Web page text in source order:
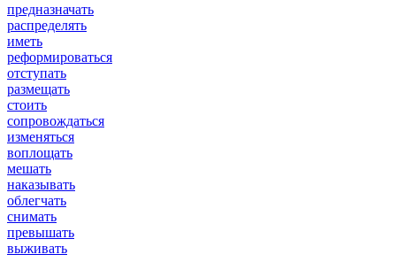
предназначать
распределять
иметь
реформироваться
отступать
размещать
стоить
сопровождаться
изменяться
воплощать
мешать
наказывать
облегчать
снимать
превышать
выживать